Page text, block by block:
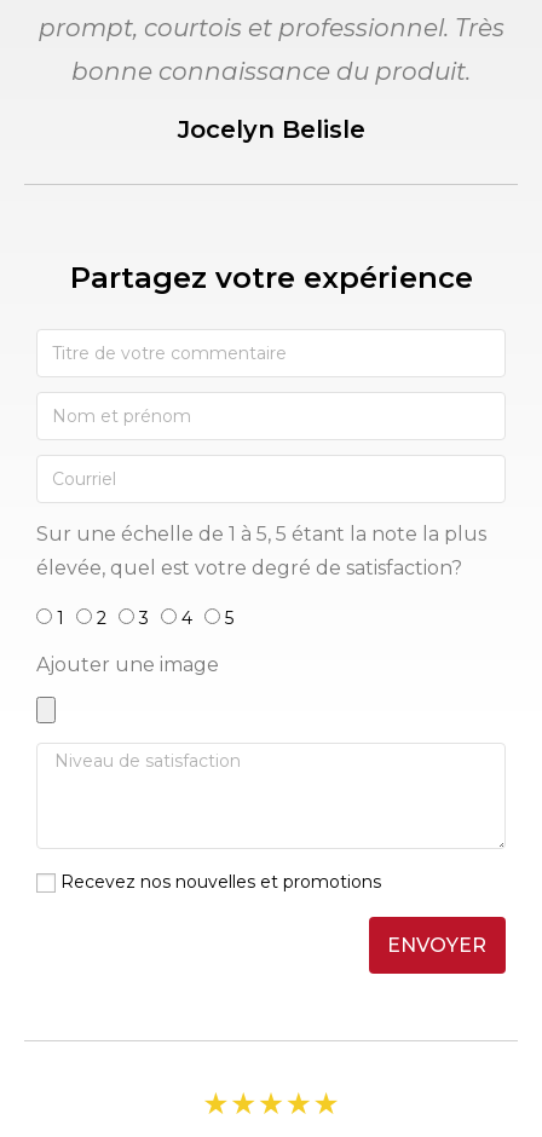
prompt, courtois et professionnel. Très
bonne connaissance du produit.
Jocelyn Belisle
Partagez votre expérience​
Sur une échelle de 1 à 5, 5 étant la note la plus
élevée, quel est votre degré de satisfaction?
1 2 3 4 5
Ajouter une image
Recevez nos nouvelles et promotions
ENVOYER